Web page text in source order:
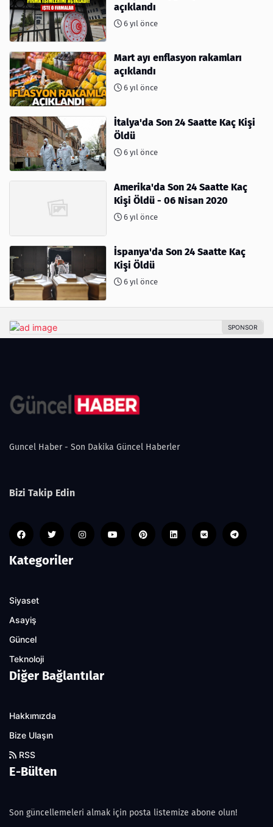
açıklandı
6 yıl önce
Mart ayı enflasyon rakamları
açıklandı
6 yıl önce
İtalya'da Son 24 Saatte Kaç Kişi
Öldü
6 yıl önce
Amerika'da Son 24 Saatte Kaç
Kişi Öldü - 06 Nisan 2020
6 yıl önce
İspanya'da Son 24 Saatte Kaç
Kişi Öldü
6 yıl önce
Guncel Haber - Son Dakika Güncel Haberler
Bizi Takip Edin
Kategoriler
Siyaset
Asayiş
Güncel
Teknoloji
Diğer Bağlantılar
Hakkımızda
Bize Ulaşın
RSS
E-Bülten
Son güncellemeleri almak için posta listemize abone olun!